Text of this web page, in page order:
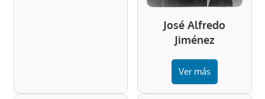
José Alfredo
Jiménez
Ver más